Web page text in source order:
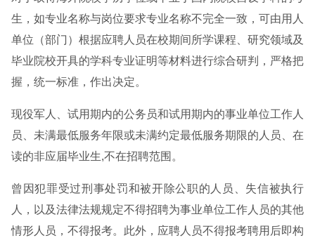
生，如专业名称与岗位要求专业名称不完全一致，可由用人
单位（部门）根据应聘人员在校期间所学课程、研究领域及
毕业院校开具的学科专业证明等材料进行综合研判，严格把
握，统一标准，作出决定。
现役军人、试用期内的公务员和试用期内的事业单位工作人
员、未满最低服务年限或未满约定最低服务期限的人员、在
读的非应届毕业生,不在招聘范围。
曾因犯罪受过刑事处罚和被开除公职的人员、失信被执行
人，以及法律法规规定不得招聘为事业单位工作人员的其他
情形人员，不得报考。此外，应聘人员不得报考聘用后即构